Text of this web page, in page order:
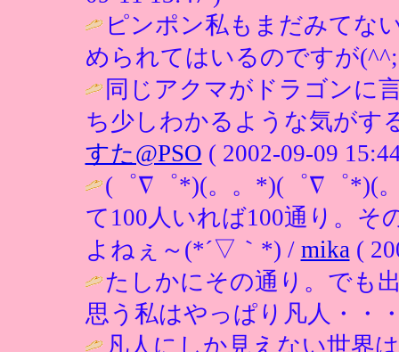
ピンポン私もまだみてな
められてはいるのですが
同じアクマがドラゴンに
ち少しわかるような気が
すた@PSO ( 2002-09-09
(゜∇゜*)(。。*)(゜∇゜*)(
て100人いれば100通り。
よねぇ～(*´▽｀*) / mika (
たしかにその通り。でも
思う私はやっぱり凡人・・
凡人にしか見えない世界